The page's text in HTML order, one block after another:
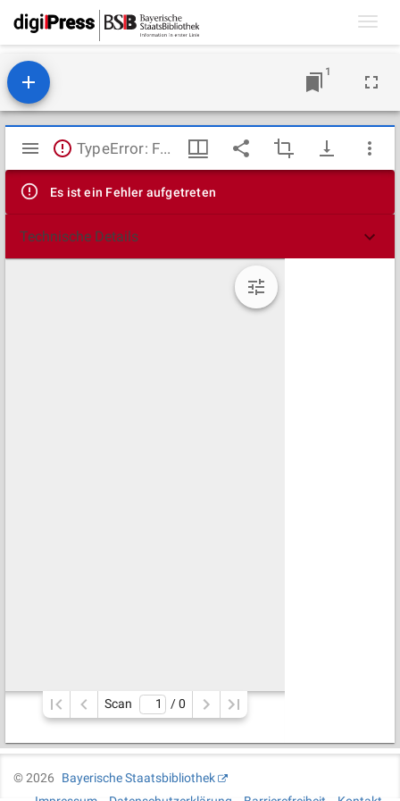
1
Mirador
Viewer
TypeError: Failed to fetch
Es ist ein Fehler aufgetreten
Technische Details
Scan / 0
©2026
Bayerische Staatsbibliothek